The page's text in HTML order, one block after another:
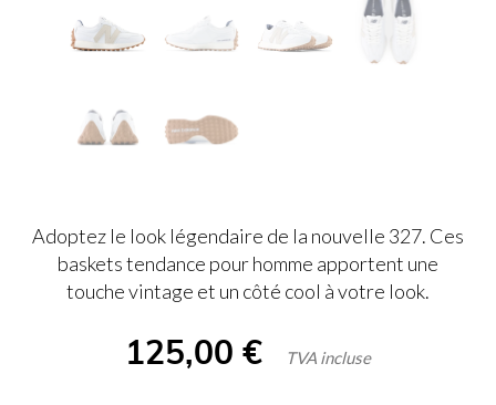
Adoptez le look légendaire de la nouvelle 327. Ces
baskets tendance pour homme apportent une
touche vintage et un côté cool à votre look.
125,00 € TVA incluse